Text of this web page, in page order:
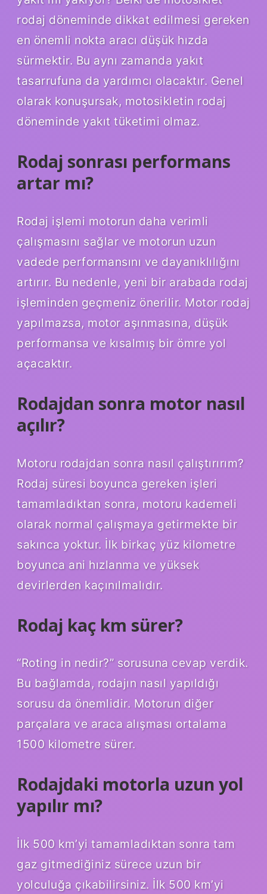
rodaj döneminde dikkat edilmesi gereken
en önemli nokta aracı düşük hızda
sürmektir. Bu aynı zamanda yakıt
tasarrufuna da yardımcı olacaktır. Genel
olarak konuşursak, motosikletin rodaj
döneminde yakıt tüketimi olmaz.
Rodaj sonrası performans
artar mı?
Rodaj işlemi motorun daha verimli
çalışmasını sağlar ve motorun uzun
vadede performansını ve dayanıklılığını
artırır. Bu nedenle, yeni bir arabada rodaj
işleminden geçmeniz önerilir. Motor rodaj
yapılmazsa, motor aşınmasına, düşük
performansa ve kısalmış bir ömre yol
açacaktır.
Rodajdan sonra motor nasıl
açılır?
Motoru rodajdan sonra nasıl çalıştırırım?
Rodaj süresi boyunca gereken işleri
tamamladıktan sonra, motoru kademeli
olarak normal çalışmaya getirmekte bir
sakınca yoktur. İlk birkaç yüz kilometre
boyunca ani hızlanma ve yüksek
devirlerden kaçınılmalıdır.
Rodaj kaç km sürer?
“Roting in nedir?” sorusuna cevap verdik.
Bu bağlamda, rodajın nasıl yapıldığı
sorusu da önemlidir. Motorun diğer
parçalara ve araca alışması ortalama
1500 kilometre sürer.
Rodajdaki motorla uzun yol
yapılır mı?
İlk 500 km’yi tamamladıktan sonra tam
gaz gitmediğiniz sürece uzun bir
yolculuğa çıkabilirsiniz. İlk 500 km’yi